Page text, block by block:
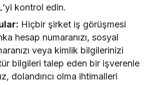
kontrol edin.
Hiçbir şirket iş görüşmesi
hesap numaranızı, sosyal
veya kimlik bilgilerinizi
bilgileri talep eden bir işverenle
dolandırıcı olma ihtimalleri